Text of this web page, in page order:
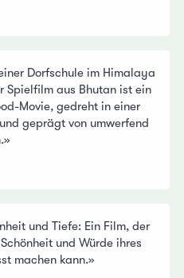
Dorfschule im Himalaya
Spielfilm aus Bhutan ist ein
Movie, gedreht in einer
geprägt von umwerfend
und Tiefe: Ein Film, der
und Würde ihres
machen kann.»